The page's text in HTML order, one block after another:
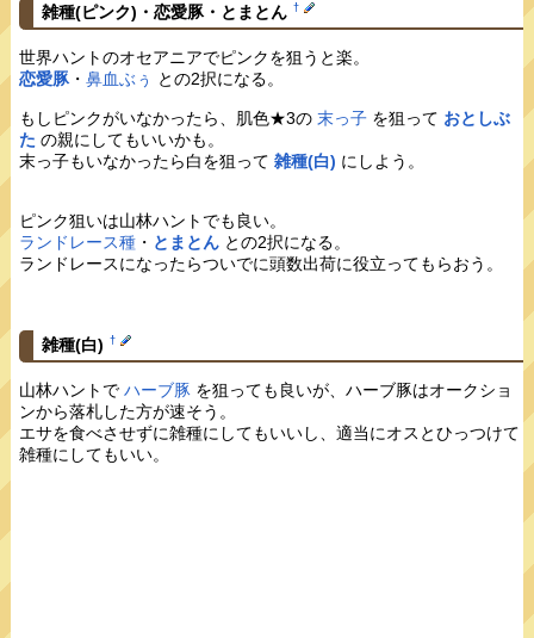
雑種(ピンク)・恋愛豚・とまとん †
世界ハントのオセアニアでピンクを狙うと楽。
恋愛豚・鼻血ぶぅ との2択になる。
もしピンクがいなかったら、肌色★3の末っ子 を狙って おとしぶ
た の親にしてもいいかも。
末っ子もいなかったら白を狙って雑種(白) にしよう。
ピンク狙いは山林ハントでも良い。
ランドレース種 ・ とまとん との2択になる。
ランドレースになったらついでに頭数出荷に役立ってもらおう。
雑種(白) †
山林ハントでハーブ豚 を狙っても良いが、ハーブ豚はオークショ
ンから落札した方が速そう。
エサを食べさせずに雑種にしてもいいし、適当にオスとひっつけて
雑種にしてもいい。